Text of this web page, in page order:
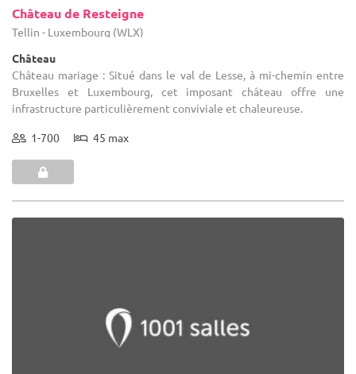
Château de Resteigne
Tellin - Luxembourg (WLX)
Château
Château mariage : Situé dans le val de Lesse, à mi-chemin entre
Bruxelles et Luxembourg, cet imposant château offre une
infrastructure particulièrement conviviale et chaleureuse.
1-700 45 max